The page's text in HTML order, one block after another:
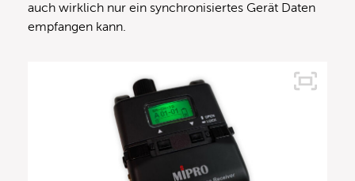
auch wirklich nur ein synchronisiertes Gerät Daten
empfangen kann.